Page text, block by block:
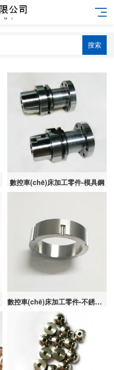
搜索
數控車(chē)床加工零件-模具鋼
數控車(chē)床加工零件-不銹鋼316